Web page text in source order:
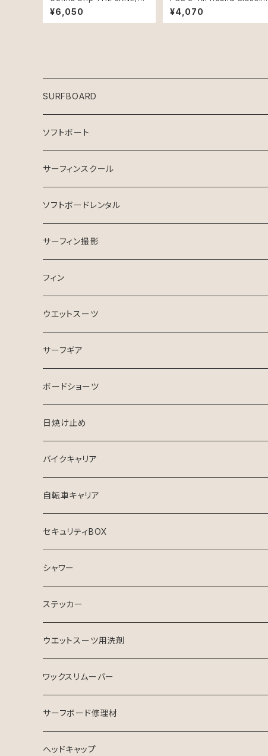
リラグリップMARINE_TEAL
¥6,050
Leash Eclipse/Black
¥4,070
SURFBOARD
Crystal Dreams SURFBOARD
INSPIRE SURFBOARD
USEDサーフボード
ESSENCE SURFBOARD
ASB SURfBOARD
ソフトボート
サーフィンスクール
マンツーマン
サーフガイド
ソフトボードレンタル
サーフィン撮影
フィン
FCS Ⅱ
FinsOut
フューチャータブ
ウエットスーツ
HURLEY ウエットスーツ
2024 SPRING SUMMER
BGZウエットスーツ
USED ウエットスーツ
VISSLA
サーフギア
リーシュコード
FCS
クリエイチャーズ
デッキパッチ
サーフボードケース
ボードショーツ
日焼け止め
バイクキャリア
自転車キャリア
セキュリティBOX
シャワー
ステッカー
ウエットスーツ用洗剤
シャンプー
ソフナー
ワックスリムーバー
サーフボード修理材
ヘッドキャップ